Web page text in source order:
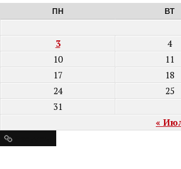
ПН ВТ
«
3
4
10
11
17
18
24
25
31